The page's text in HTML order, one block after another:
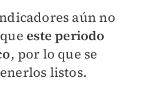
aún no
este periodo
, por lo que se
listos.